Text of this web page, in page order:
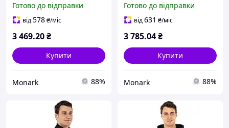
SCULPTURE II 901861-100
L чорний для тренувань
Готово до відправки
від578₴/міс
3 469.20₴
Купити
Monark 88%
STREET 902423-100 L
чорний для тренувань
Готово до відправки
від631 ₴/міс
3 785.04₴
Купити
Monark 88%